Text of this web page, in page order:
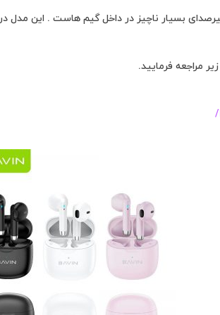
هاست . این مدل در 3 رنگ بندی سفید، مشکی و صورتی به بازا عرضه شده
مراجعه فرمایید.